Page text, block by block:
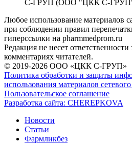
С-ГРУП (ООО "ЦКК С-
Любое использование материалов
при соблюдении правил
гиперссылки на pharmmedprom.ru
Редакция не несет
комментариях читателей.
© 2019-2026 ООО «ЦКК С-ГРУП»
Политика обработки и защиты
использования материалов
Пользовательское соглашение
Разработка сайта: CHEREPKOVA
Новости
Статьи
Фармликбез